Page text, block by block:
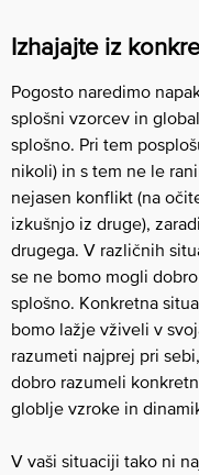
Izhajajte iz
Pogosto naredimo
splošni vzorcev in
splošno. Pri tem
nikoli) in s tem ne le
nejasen konflikt (na
izkušnjo iz druge),
drugega. V različnih
se ne bomo mogli
splošno. Konkretna
bomo lažje vživeli v
razumeti najprej pri
dobro razumeli
globlje vzroke in
V vaši situaciji tako ni